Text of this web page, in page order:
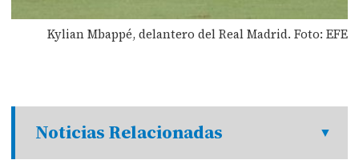
Kylian Mbappé, delantero del Real Madrid. Foto: EFE
Noticias Relacionadas